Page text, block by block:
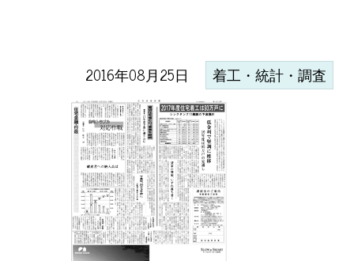
2016年08月25日 着工・統計・調査